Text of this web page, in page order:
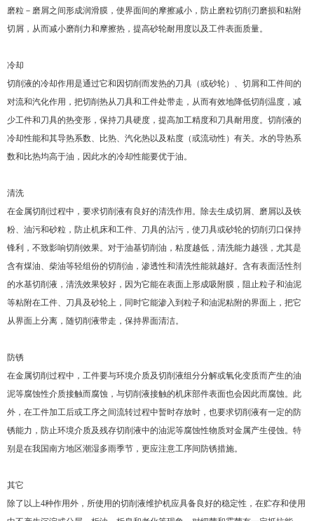
磨粒－磨屑之间形成润滑膜，使界面间的摩擦减小，防止磨粒切削刃磨损和粘附
切屑，从而减小磨削力和摩擦热，提高砂轮耐用度以及工件表面质量。
冷却
切削液的冷却作用是通过它和因切削而发热的刀具（或砂轮）、切屑和工件间的
对流和汽化作用，把切削热从刀具和工件处带走，从而有效地降低切削温度，减
少工件和刀具的热变形，保持刀具硬度，提高加工精度和刀具耐用度。切削液的
冷却性能和其导热系数、比热、汽化热以及粘度（或流动性）有关。水的导热系
数和比热均高于油，因此水的冷却性能要优于油。
清洗
在金属切削过程中，要求切削液有良好的清洗作用。除去生成切屑、磨屑以及铁
粉、油污和砂粒，防止机床和工件、刀具的沾污，使刀具或砂轮的切削刃口保持
锋利，不致影响切削效果。对于油基切削油，粘度越低，清洗能力越强，尤其是
含有煤油、柴油等轻组份的切削油，渗透性和清洗性能就越好。含有表面活性剂
的水基切削液，清洗效果较好，因为它能在表面上形成吸附膜，阻止粒子和油泥
等粘附在工件、刀具及砂轮上，同时它能渗入到粒子和油泥粘附的界面上，把它
从界面上分离，随切削液带走，保持界面清洁。
防锈
在金属切削过程中，工件要与环境介质及切削液组分分解或氧化变质而产生的油
泥等腐蚀性介质接触而腐蚀，与切削液接触的机床部件表面也会因此而腐蚀。此
外，在工件加工后或工序之间流转过程中暂时存放时，也要求切削液有一定的防
锈能力，防止环境介质及残存切削液中的油泥等腐蚀性物质对金属产生侵蚀。特
别是在我国南方地区潮湿多雨季节，更应注意工序间防锈措施。
其它
除了以上4种作用外，所使用的切削液维护机应具备良好的稳定性，在贮存和使用